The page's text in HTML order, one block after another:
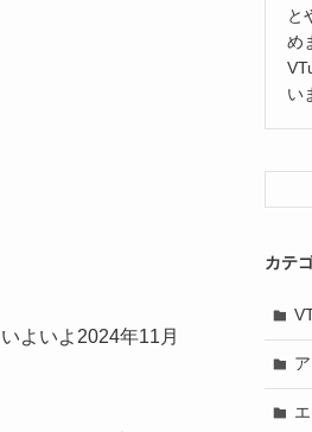
よいよ2024年11月
と
め
い
カテ